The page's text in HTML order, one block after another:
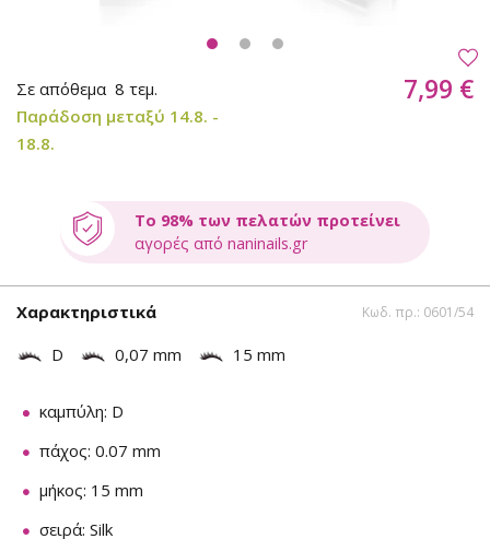
Σε απόθεμα 8 τεμ.
Παράδοση μεταξύ 14.8. -
18.8.
7,99 €
Το 98% των πελατών προτείνει
αγορές από naninails.gr
Χαρακτηριστικά Κωδ. πρ.: 0601/54
D 0,07 mm 15 mm
καμπύλη: D
πάχος: 0.07 mm
μήκος: 15 mm
σειρά: Silk